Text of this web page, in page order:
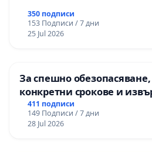
350 подписи
153 Подписи / 7 дни
25 Jul 2026
За спешно
конкретни срокове и
цялостна рехабилитация
републиканския път
„Тракия“ - гр. Ихтиман - с.
411 подписи
149 Подписи / 7 дни
28 Jul 2026